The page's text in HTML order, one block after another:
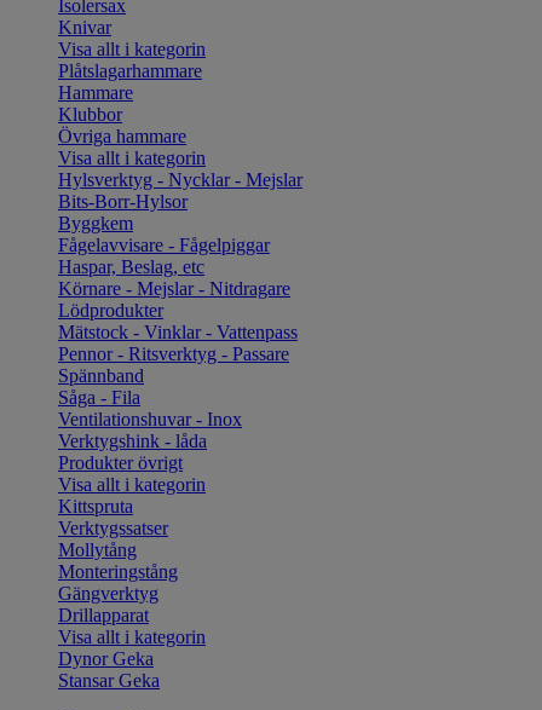
Isolersax
Knivar
Visa allt i kategorin
Plåtslagarhammare
Hammare
Klubbor
Övriga hammare
Visa allt i kategorin
Hylsverktyg - Nycklar - Mejslar
Bits-Borr-Hylsor
Byggkem
Fågelavvisare - Fågelpiggar
Haspar, Beslag, etc
Körnare - Mejslar - Nitdragare
Lödprodukter
Mätstock - Vinklar - Vattenpass
Pennor - Ritsverktyg - Passare
Spännband
Såga - Fila
Ventilationshuvar - Inox
Verktygshink - låda
Produkter övrigt
Visa allt i kategorin
Kittspruta
Verktygssatser
Mollytång
Monteringstång
Gängverktyg
Drillapparat
Visa allt i kategorin
Dynor Geka
Stansar Geka